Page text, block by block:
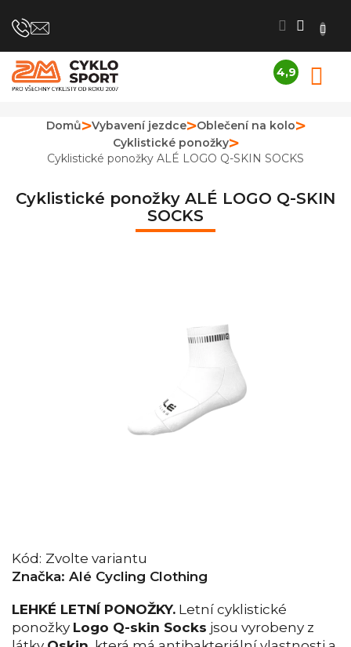
na
4,9
obchodu
je
z
Domů Vybavení jezdce
Oblečení na kolo
Cyklistické ponožky
Cyklistické ponožky ALÉ LOGO Q-SKIN SOCKS
Cyklistické ponožky ALÉ LOGO Q-SKIN
SOCKS
Kód: Zvolte variantu
Značka: Alé Cycling Clothing
LEHKÉ LETNÍ PONOŽKY. Letní cyklistické
ponožky Logo Q-skin Socks jsou vyrobeny z